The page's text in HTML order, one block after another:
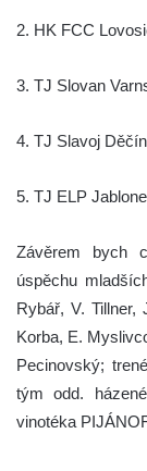
2. HK FCC
3. TJ Slovan
4. TJ Slavoj Děčín
5. TJ ELP
Závěrem bych
úspěchu
Rybář, V. Tillner,
Korba, E.
Pecinovský;
tým odd.
vinotéka